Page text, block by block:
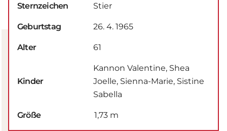
Sternzeichen Stier
Geburtstag 26. 4. 1965
Alter 61
Kinder
Kannon Valentine, Shea
Joelle, Sienna-Marie, Sistine
Sabella
Größe 1,73 m